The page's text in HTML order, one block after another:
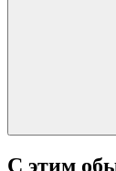
С этим